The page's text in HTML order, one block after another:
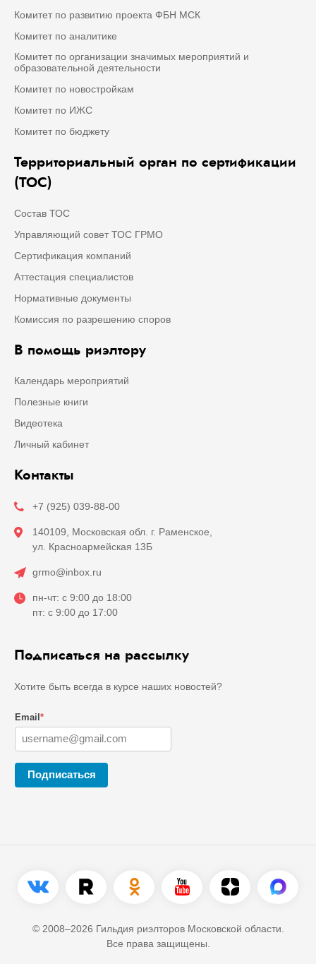
Комитет по развитию проекта ФБН МСК
Комитет по аналитике
Комитет по организации значимых мероприятий и
образовательной деятельности
Комитет по новостройкам
Комитет по ИЖС
Комитет по бюджету
Территориальный орган по сертификации
(ТОС)
Состав ТОС
Управляющий совет ТОС ГРМО
Сертификация компаний
Аттестация специалистов
Нормативные документы
Комиссия по разрешению споров
В помощь риэлтору
Календарь мероприятий
Полезные книги
Видеотека
Личный кабинет
Контакты
+7 (925) 039-88-00
140109, Московская обл. г. Раменское,
ул. Красноармейская 13Б
grmo@inbox.ru
пн-чт: с 9:00 до 18:00
пт: с 9:00 до 17:00
Подписаться на рассылку
Хотите быть всегда в курсе наших новостей?
Email *
Подписаться
© 2008–2026 Гильдия риэлторов Московской области.
Все права защищены.